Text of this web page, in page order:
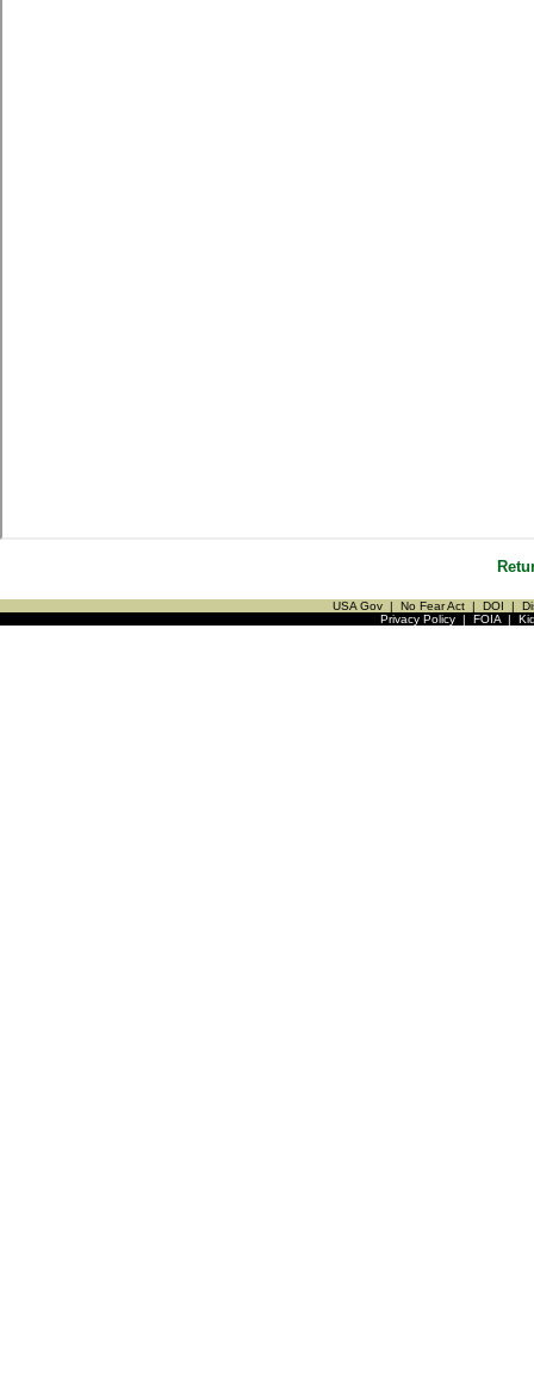
USA Gov | No Fear Act | DOI |
Privacy Policy| FOIA|